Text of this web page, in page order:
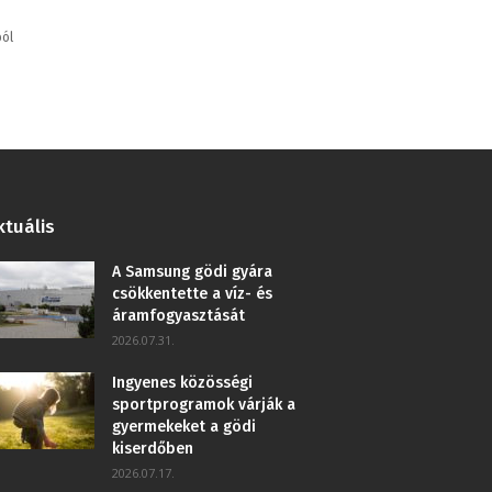
A Samsung gödi gyára
csökkentette a víz- és
áramfogyasztását
2026.07.31.
Ingyenes közösségi
sportprogramok várják a
gyermekeket a gödi
kiserdőben
2026.07.17.